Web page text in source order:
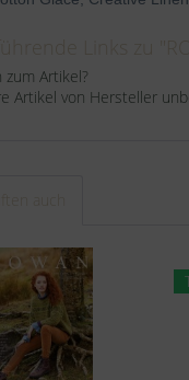
zum Artikel?
Artikel von Hersteller